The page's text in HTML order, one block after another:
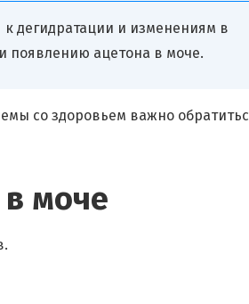
дегидратации и изменениям в
появлению ацетона в моче.
со здоровьем важно
моче